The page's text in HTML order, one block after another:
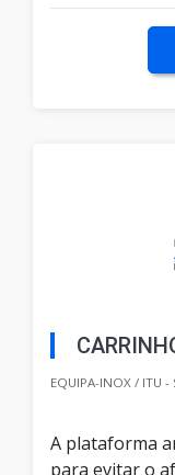
EQUIPA-INOX / ITU -
A plataforma
para evitar o